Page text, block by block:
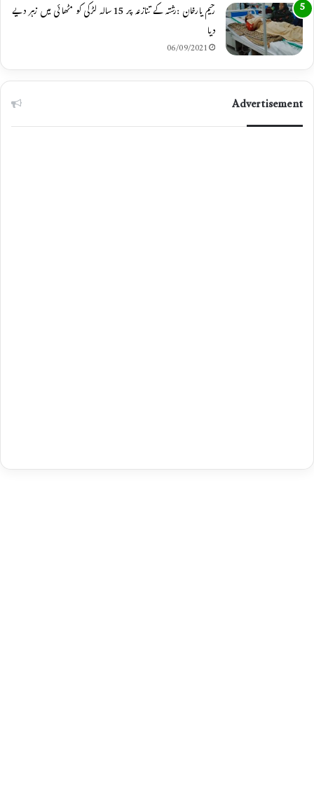
رحیم یارخان :رشتہ کے تنازعہ پر 15 سالہ لڑکی کو مٹھائی میں زہر دیے
دیا
06/09/2021
Advertisement